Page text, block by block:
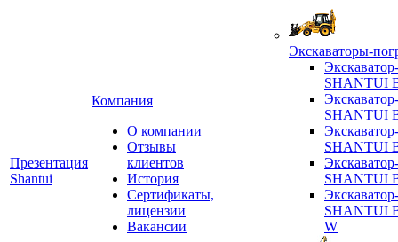
Презентация
Shantui
Компания
О компании
Отзывы
клиентов
История
Сертификаты,
лицензии
Вакансии
Экскаваторы-
SHANTUI
SHANTUI
SHANTUI
SHANTUI
SHANTUI
W